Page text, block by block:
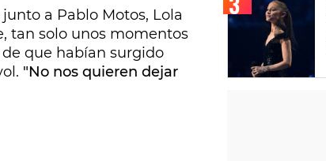
a Pablo Motos, Lola
tan solo unos momentos
que habían surgido
"No nos quieren dejar